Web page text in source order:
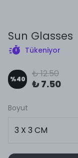
Sun Glasses
Tükeniyor
%40 ₺ 12.50
₺ 7.50
Boyut